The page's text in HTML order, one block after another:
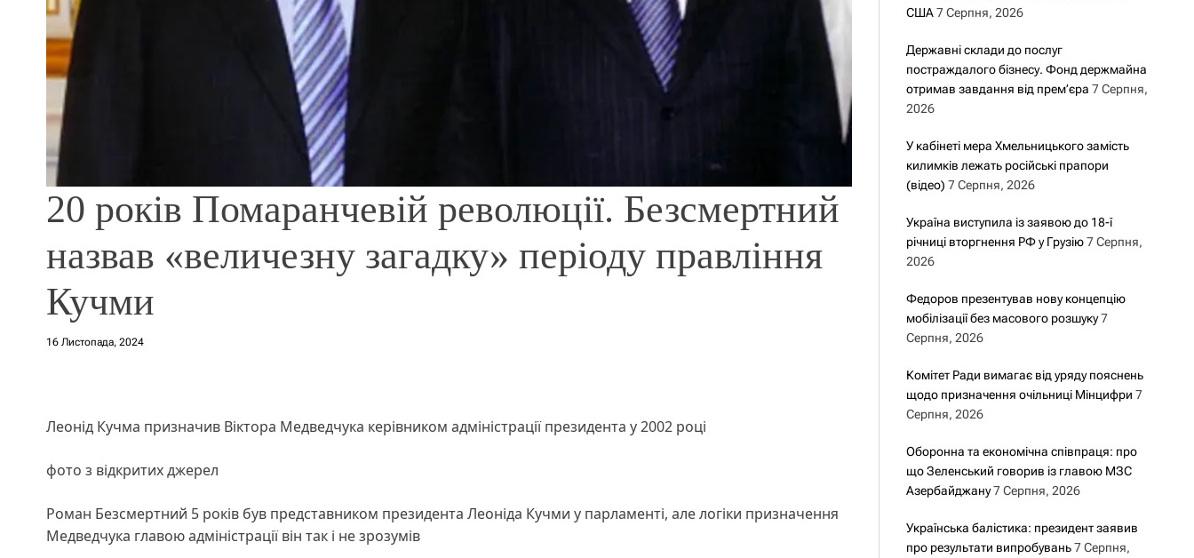
20 років Помаранчевій революції. Безсмертний
назвав «величезну загадку» періоду правління
Кучми
16 Листопада, 2024
Леонід Кучма призначив Віктора Медведчука керівником адміністрації президента у 2002 році
фото з відкритих джерел
Роман Безсмертний 5 років був представником президента Леоніда Кучми у парламенті, але логіки призначення
Медведчука главою адміністрації він так і не зрозумів
США 7 Серпня, 2026
Державні склади до послуг
постраждалого бізнесу. Фонд держмайна
отримав завдання від прем’єра 7 Серпня,
2026
У кабінеті мера Хмельницького замість
килимків лежать російські прапори
(відео) 7 Серпня, 2026
Україна виступила із заявою до 18-ї
річниці вторгнення РФ у Грузію 7 Серпня,
2026
Федоров презентував нову концепцію
мобілізації без масового розшуку 7
Серпня, 2026
Комітет Ради вимагає від уряду пояснень
щодо призначення очільниці Мінцифри 7
Серпня, 2026
Оборонна та економічна співпраця: про
що Зеленський говорив із главою МЗС
Азербайджану 7 Серпня, 2026
Українська балістика: президент заявив
про результати випробувань 7 Серпня,